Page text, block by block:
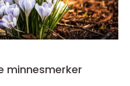
minnesmerker